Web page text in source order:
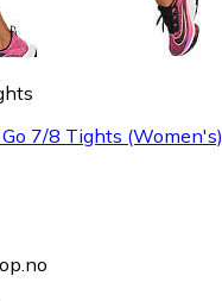
7/8 Tights (Women's)